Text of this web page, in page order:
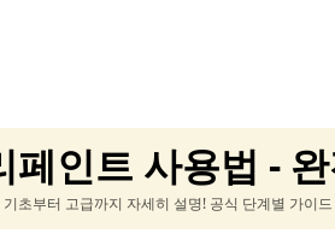
페인트 사용법 -
초부터 고급까지 자세히 설명! 공식 단계별 가이드